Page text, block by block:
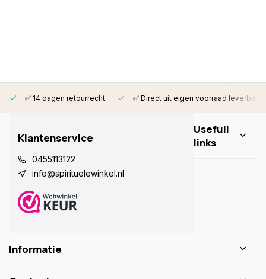
✅ 14 dagen retourrecht ✅ Direct uit eigen voorraad leverbaar
Klantenservice
0455113122
info@spirituelewinkel.nl
Usefull
links
Informatie